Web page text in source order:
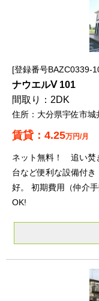
登録番号BAZC0339-
ナウエルⅤ 101
2DK
大分県宇佐市城
4.25万円/月
ネット無料！ 追い焚
台など便利な設備付
好。 初期費用（仲介
OK!